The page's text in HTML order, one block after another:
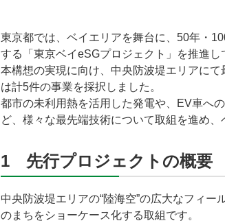
東京都では、ベイエリアを舞台に、50年・
する「東京ベイeSGプロジェクト」を推進し
本構想の実現に向け、中央防波堤エリアに
は計5件の事業を採択しました。
都市の未利用熱を活用した発電や、EV車へ
ど、様々な最先端技術について取組を進め
1 先行プロジェクトの概要
中央防波堤エリアの“陸海空”の広大なフィ
のまちをショーケース化する取組です。